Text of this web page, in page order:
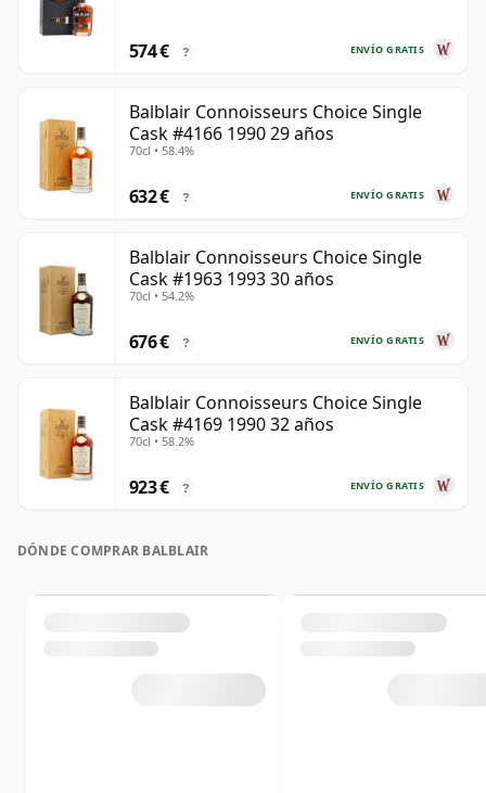
ENVÍO GRATIS
574 € ?
Balblair Connoisseurs Choice Single
Cask #4166 1990 29 años
70cl • 58.4%
ENVÍO GRATIS
632 € ?
Balblair Connoisseurs Choice Single
Cask #1963 1993 30 años
70cl • 54.2%
ENVÍO GRATIS
676 € ?
Balblair Connoisseurs Choice Single
Cask #4169 1990 32 años
70cl • 58.2%
ENVÍO GRATIS
923 € ?
DÓNDE COMPRAR BALBLAIR